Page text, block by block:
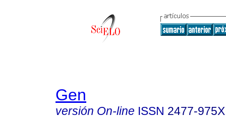
Gen
versión On-line ISSN 2477-975X